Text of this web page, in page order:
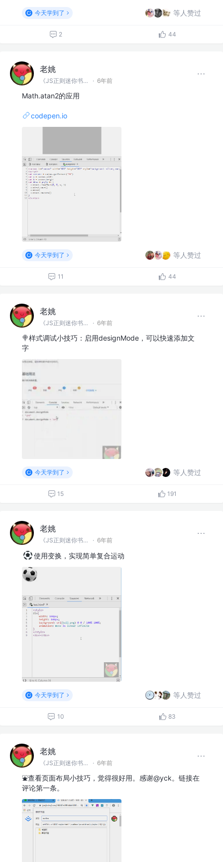
今天学到了 等人赞过
2 44
老姚
《JS正则迷你书》作者 · 6年前
Math.atan2的应用
codepen.io
今天学到了 等人赞过
11 44
老姚
《JS正则迷你书》作者 · 6年前
🍭样式调试小技巧：启用designMode，可以快速添加文
字
今天学到了 等人赞过
15 191
老姚
《JS正则迷你书》作者 · 6年前
使用变换，实现简单复合运动
今天学到了 等人赞过
10 83
老姚
《JS正则迷你书》作者 · 6年前
⛲查看页面布局小技巧，觉得很好用。感谢@yck。链接在
评论第一条。